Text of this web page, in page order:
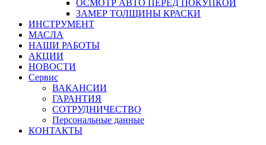
ОСМОТР АВТО ПЕРЕД ПОКУПКОЙ
ЗАМЕР ТОЛЩИНЫ КРАСКИ
ИНСТРУМЕНТ
МАСЛА
НАШИ РАБОТЫ
АКЦИИ
НОВОСТИ
Сервис
ВАКАНСИИ
ГАРАНТИЯ
СОТРУДНИЧЕСТВО
Персональные данные
КОНТАКТЫ